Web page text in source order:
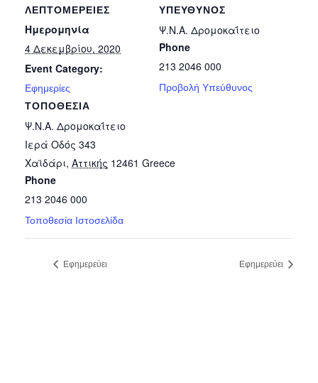
ΛΕΠΤΟΜΈΡΕΙΕΣ
Ημερομηνία
4 Δεκεμβρίου, 2020
Event Category:
Εφημερίες
ΤΟΠΟΘΕΣΊΑ
Ψ.Ν.Α. Δρομοκαΐτειο
Ιερά Οδός 343
Χαϊδάρι, Αττικής 12461 Greece
Phone
213 2046 000
Τοποθεσία Ιστοσελίδα
ΥΠΕΎΘΥΝΟΣ
Ψ.Ν.Α. Δρομοκαΐτειο
Phone
213 2046 000
Προβολή Υπεύθυνος
Εφημερεύει Εφημερεύει